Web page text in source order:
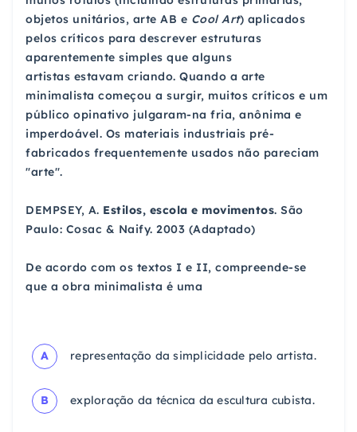
objetos unitários, arte AB e Cool Art) aplicados
pelos críticos para descrever estruturas
aparentemente simples que alguns
artistas estavam criando. Quando a arte
minimalista começou a surgir, muitos críticos e um
público opinativo julgaram-na fria, anônima e
imperdoável. Os materiais industriais pré-
fabricados frequentemente usados não pareciam
"arte".
DEMPSEY, A. Estilos, escola e movimentos. São
Paulo: Cosac & Naify. 2003 (Adaptado)
De acordo com os textos I e II, compreende-se
que a obra minimalista é uma
A representação da simplicidade pelo artista.
B exploração da técnica da escultura cubista.